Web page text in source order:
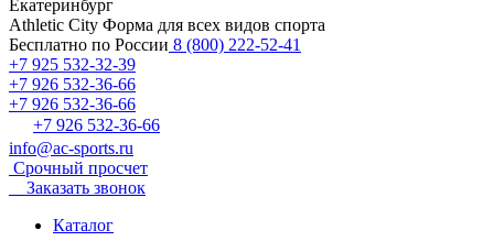
Екатеринбург
Athletic City Форма для всех видов спорта
Бесплатно по России 8 (800) 222-52-41
+7 925 532-32-39
+7 926 532-36-66
+7 926 532-36-66
+7 926 532-36-66
info@ac-sports.ru
Срочный просчет
Заказать звонок
Каталог